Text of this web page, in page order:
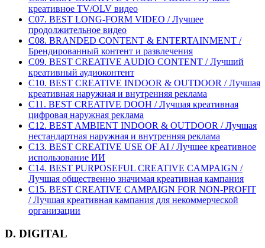
креативное TV/OLV видео
C07. BEST LONG-FORM VIDEO / Лучшее
продолжительное видео
C08. BRANDED CONTENT & ENTERTAINMENT /
Брендированный контент и развлечения
C09. BEST CREATIVE AUDIO CONTENT / Лучший
креативный аудиоконтент
C10. BEST CREATIVE INDOOR & OUTDOOR / Лучшая
креативная наружная и внутренняя реклама
C11. BEST CREATIVE DOOH / Лучшая креативная
цифровая наружная реклама
C12. BEST AMBIENT INDOOR & OUTDOOR / Лучшая
нестандартная наружная и внутренняя реклама
C13. BEST CREATIVE USE OF AI / Лучшее креативное
использование ИИ
C14. BEST PURPOSEFUL CREATIVE CAMPAIGN /
Лучшая общественно значимая креативная кампания
C15. BEST CREATIVE CAMPAIGN FOR NON-PROFIT
/ Лучшая креативная кампания для некоммерческой
организации
D. DIGITAL